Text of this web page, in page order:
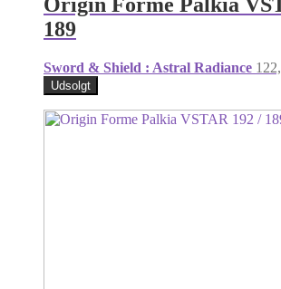
189
Sword & Shield : Astral Radiance
Udsolgt